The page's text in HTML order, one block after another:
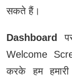
सकते हैं।
Dashboard
Welcome
करके हम